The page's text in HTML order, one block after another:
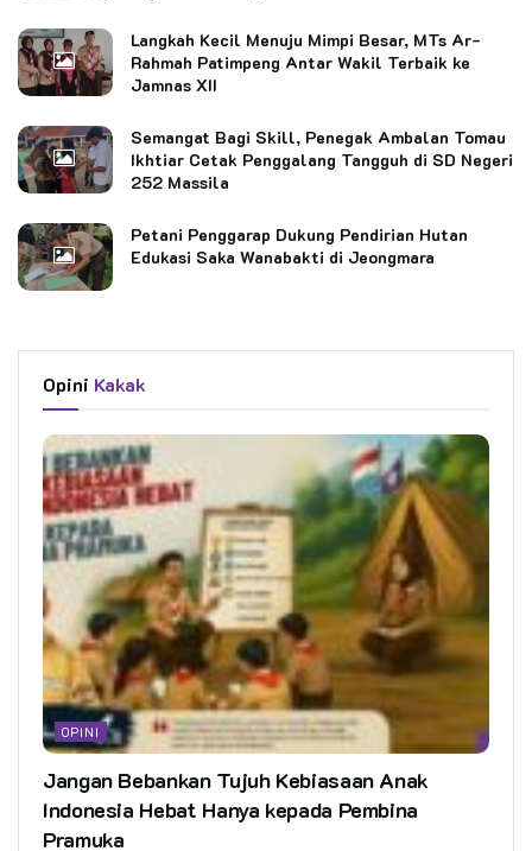
Langkah Kecil Menuju Mimpi Besar, MTs Ar-
Rahmah Patimpeng Antar Wakil Terbaik ke
Jamnas XII
Semangat Bagi Skill, Penegak Ambalan Tomau
Ikhtiar Cetak Penggalang Tangguh di SD Negeri
252 Massila
Petani Penggarap Dukung Pendirian Hutan
Edukasi Saka Wanabakti di Jeongmara
Opini Kakak
OPINI
Jangan Bebankan Tujuh Kebiasaan Anak
Indonesia Hebat Hanya kepada Pembina
Pramuka